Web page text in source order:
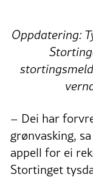
Oppdatering:
– Dei har
grønvasking,
appell for ei
Stortinget